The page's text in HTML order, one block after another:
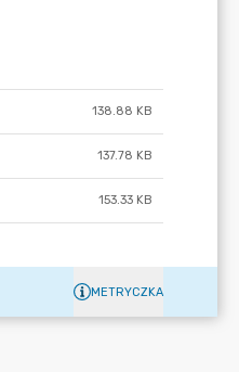
138.88 KB
137.78 KB
153.33 KB
METRYCZKA